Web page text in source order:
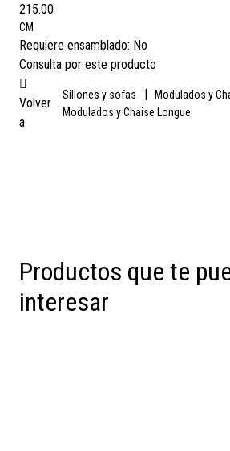
215.00
CM
Requiere ensamblado: No
Consulta por este producto
Volver
a
Sillones y sofas | Modulados y
Modulados y Chaise Longue
Productos que te
interesar